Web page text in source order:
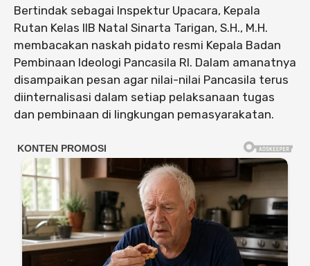
Bertindak sebagai Inspektur Upacara, Kepala
Rutan Kelas IIB Natal Sinarta Tarigan, S.H., M.H.
membacakan naskah pidato resmi Kepala Badan
Pembinaan Ideologi Pancasila RI. Dalam amanatnya
disampaikan pesan agar nilai-nilai Pancasila terus
diinternalisasi dalam setiap pelaksanaan tugas
dan pembinaan di lingkungan pemasyarakatan.